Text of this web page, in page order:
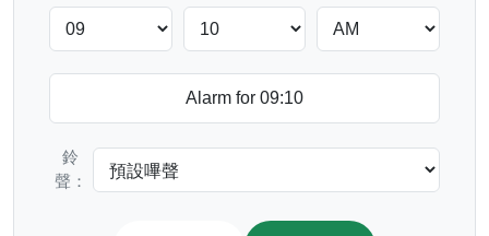
鈴
聲：